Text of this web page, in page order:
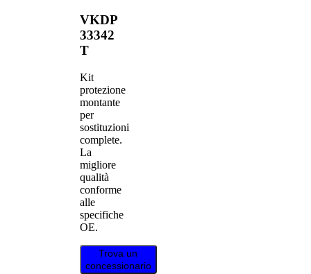
VKDP
33342
T
Kit
protezione
montante
per
sostituzioni
complete.
La
migliore
qualità
conforme
alle
specifiche
OE.
Trova un
concessionario